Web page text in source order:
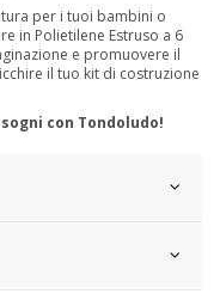
per i tuoi bambini o
in Polietilene Estruso a 6
e promuovere il
il tuo kit di costruzione
con Tondoludo!